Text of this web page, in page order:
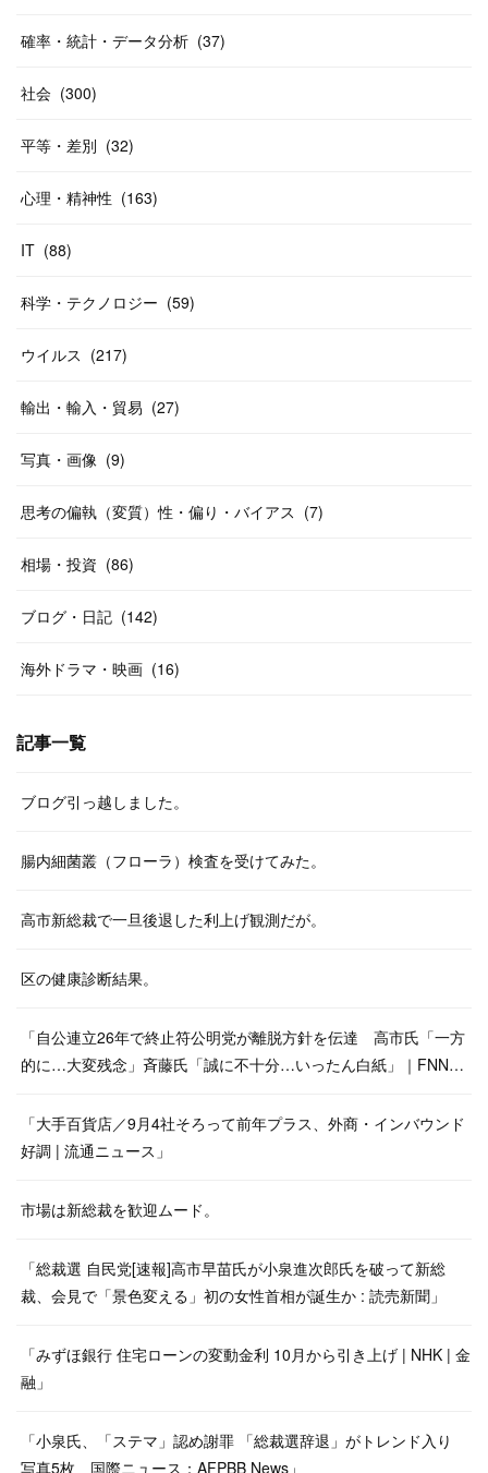
確率・統計・データ分析 (37)
社会 (300)
平等・差別 (32)
心理・精神性 (163)
IT (88)
科学・テクノロジー (59)
ウイルス (217)
輸出・輸入・貿易 (27)
写真・画像 (9)
思考の偏執（変質）性・偏り・バイアス (7)
相場・投資 (86)
ブログ・日記 (142)
海外ドラマ・映画 (16)
記事一覧
ブログ引っ越しました。
腸内細菌叢（フローラ）検査を受けてみた。
高市新総裁で一旦後退した利上げ観測だが。
区の健康診断結果。
「自公連立26年で終止符公明党が離脱方針を伝達 高市氏「一方
的に…大変残念」斉藤氏「誠に不十分…いったん白紙」｜FNN…
「大手百貨店／9月4社そろって前年プラス、外商・インバウンド
好調 | 流通ニュース」
市場は新総裁を歓迎ムード。
「総裁選 自民党[速報]高市早苗氏が小泉進次郎氏を破って新総
裁、会見で「景色変える」初の女性首相が誕生か : 読売新聞」
「みずほ銀行 住宅ローンの変動金利 10月から引き上げ | NHK | 金
融」
「小泉氏、「ステマ」認め謝罪 「総裁選辞退」がトレンド入り
写真5枚 国際ニュース：AFPBB News」